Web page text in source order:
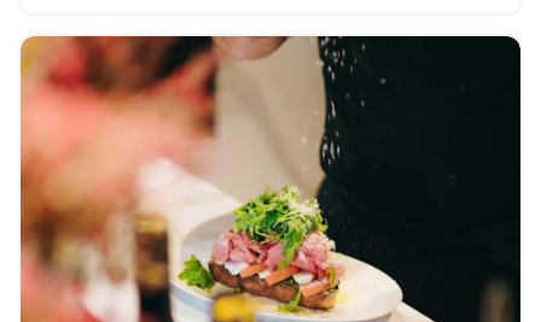
のチームが店内で手作りしています。 …